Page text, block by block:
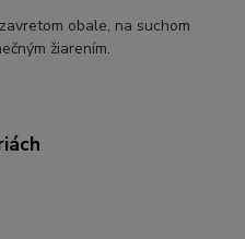
obale, na suchom
žiarením.